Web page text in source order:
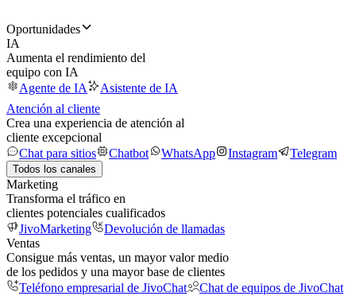
Oportunidades
IA
Aumenta el rendimiento del
equipo con IA
Agente de IA
Asistente de IA
Atención al cliente
Crea una experiencia de atención al
cliente excepcional
Chat para sitios
Chatbot WhatsApp Instagram Telegram
Todos los canales
Marketing
Transforma el tráfico en
clientes potenciales cualificados
JivoMarketing
Devolución de llamadas
Ventas
Consigue más ventas, un mayor valor medio
de los pedidos y una mayor base de clientes
Teléfono empresarial de JivoChat
Chat de equipos de JivoChat